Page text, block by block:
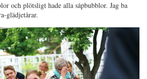
och plötsligt hade alla såpbubblor. Jag ba
glädjetårar.